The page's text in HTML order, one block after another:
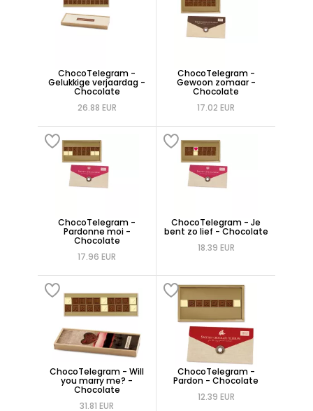
ChocoTelegram -
Gelukkige verjaardag -
Chocolate
26.88 EUR
ChocoTelegram -
Gewoon zomaar -
Chocolate
17.02 EUR
ChocoTelegram -
Pardonne moi -
Chocolate
17.96 EUR
ChocoTelegram - Je
bent zo lief - Chocolate
18.39 EUR
ChocoTelegram - Will
you marry me? -
Chocolate
31.81 EUR
ChocoTelegram -
Pardon - Chocolate
12.39 EUR